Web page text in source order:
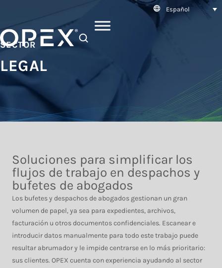
Español
SECTOR
LEGAL
Soluciones para simplificar los
flujos de trabajo en despachos y
bufetes de abogados
Los bufetes y despachos de abogados gestionan un gran
volumen de papel, ya sea para expedientes, archivos,
facturación u otros documentos confidenciales. Escanear e
introducir datos manualmente para todo este trabajo puede
resultar abrumador y le impide centrarse en lo más prioritario:
sus clientes. OPEX cuenta con experiencia ayudando al sector